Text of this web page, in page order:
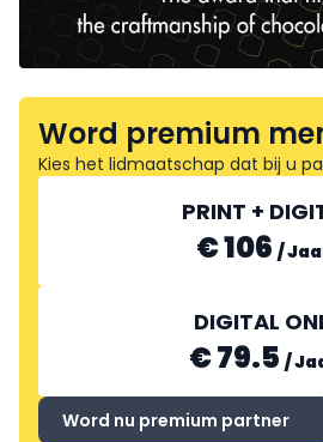
Word premium
Kies het lidmaatschap dat bij u
PRINT +
€ 106 /
DIGITAL
€ 79.5 /
Word nu premium partner